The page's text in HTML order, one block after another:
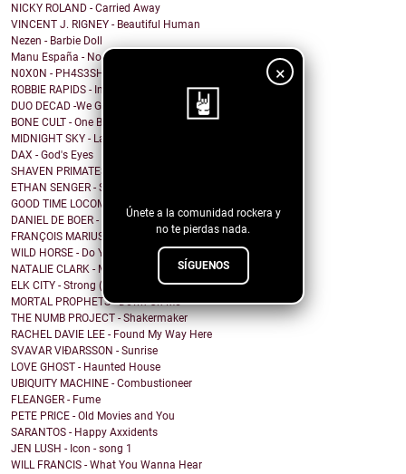
×
Únete a la comunidad rockera y
no te pierdas nada.
SÍGUENOS
NICKY ROLAND - Carried Away
VINCENT J. RIGNEY - Beautiful Human
Nezen - Barbie Doll
Manu España - No me importa cómo voy a acabar
N0X0N - PH4S3SH1FT
ROBBIE RAPIDS - In Our House
DUO DECAD -We Got It All Worked Out
BONE CULT - One By One
MIDNIGHT SKY - Last Hope for the Modern World
DAX - God's Eyes
SHAVEN PRIMATES - Birds Aren't Real
ETHAN SENGER - Standing Still
GOOD TIME LOCOMOTIVE - Step into the light
DANIEL DE BOER - Don't Hold the Line
FRANÇOIS MARIUS - Ça Roule Rastaman
WILD HORSE - Do You Wanna Talk
NATALIE CLARK - Mission
ELK CITY - Strong (You're Not Alone)
MORTAL PROPHETS - Down On Me
THE NUMB PROJECT - Shakermaker
RACHEL DAVIE LEE - Found My Way Here
SVAVAR VIÐARSSON - Sunrise
LOVE GHOST - Haunted House
UBIQUITY MACHINE - Combustioneer
FLEANGER - Fume
PETE PRICE - Old Movies and You
SARANTOS - Happy Axxidents
JEN LUSH - Icon - song 1
WILL FRANCIS - What You Wanna Hear